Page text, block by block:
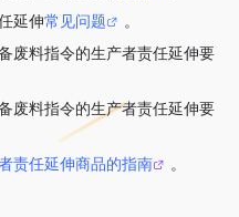
延伸常见问题
。
废料指令的生产者责任延伸要
废料指令的生产者责任延伸要
责任延伸商品的指南
。